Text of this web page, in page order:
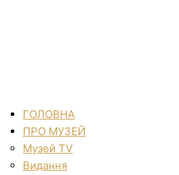
ГОЛОВНА
ПРО МУЗЕЙ
Музей TV
Видання